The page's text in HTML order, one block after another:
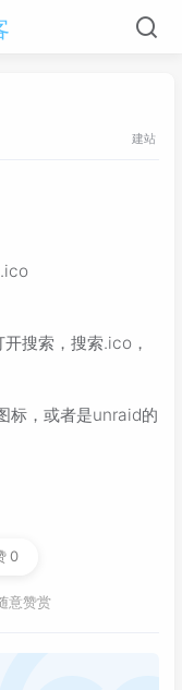
建站
搜索，搜索.ico，
标，或者是unraid的
0
意赞赏